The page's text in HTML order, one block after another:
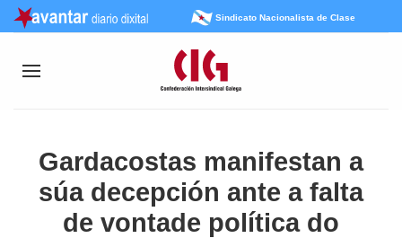
Sindicato Nacionalista de Clase
Gardacostas manifestan a
súa decepción ante a falta
de vontade política do